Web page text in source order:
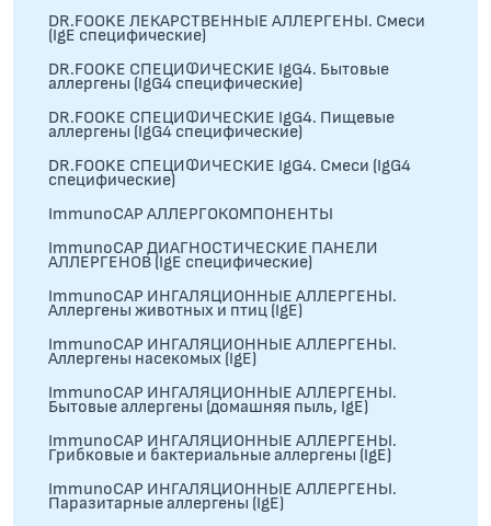
DR.FOOKE ЛЕКАРСТВЕННЫЕ АЛЛЕРГЕНЫ. Смеси
(IgE специфические)
DR.FOOKE СПЕЦИФИЧЕСКИЕ IgG4. Бытовые
аллергены (IgG4 специфические)
DR.FOOKE СПЕЦИФИЧЕСКИЕ IgG4. Пищевые
аллергены (IgG4 специфические)
DR.FOOKE СПЕЦИФИЧЕСКИЕ IgG4. Смеси (IgG4
специфические)
ImmunoCAP АЛЛЕРГОКОМПОНЕНТЫ
ImmunoCAP ДИАГНОСТИЧЕСКИЕ ПАНЕЛИ
АЛЛЕРГЕНОВ (IgE специфические)
ImmunoCAP ИНГАЛЯЦИОННЫЕ АЛЛЕРГЕНЫ.
Аллергены животных и птиц (IgE)
ImmunoCAP ИНГАЛЯЦИОННЫЕ АЛЛЕРГЕНЫ.
Аллергены насекомых (IgE)
ImmunoCAP ИНГАЛЯЦИОННЫЕ АЛЛЕРГЕНЫ.
Бытовые аллергены (домашняя пыль, IgЕ)
ImmunoCAP ИНГАЛЯЦИОННЫЕ АЛЛЕРГЕНЫ.
Грибковые и бактериальные аллергены (IgE)
ImmunoCAP ИНГАЛЯЦИОННЫЕ АЛЛЕРГЕНЫ.
Паразитарные аллергены (IgE)